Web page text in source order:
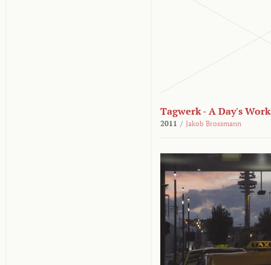
Tagwerk - A Day's Work
2011 / Jakob Brossmann